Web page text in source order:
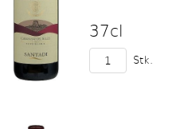
37cl
Stk.